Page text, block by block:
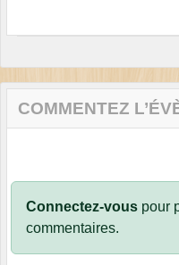
COMMENTEZ
Connectez-vous pour
commentaires.